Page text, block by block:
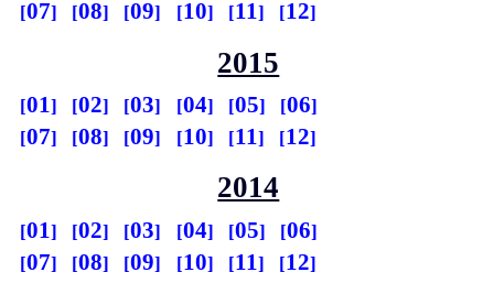
07
08 09 10 11 12
2015
01 02 03 04 05
06
07
08 09 10 11 12
2014
01 02 03 04 05
06
07
08 09 10 11 12